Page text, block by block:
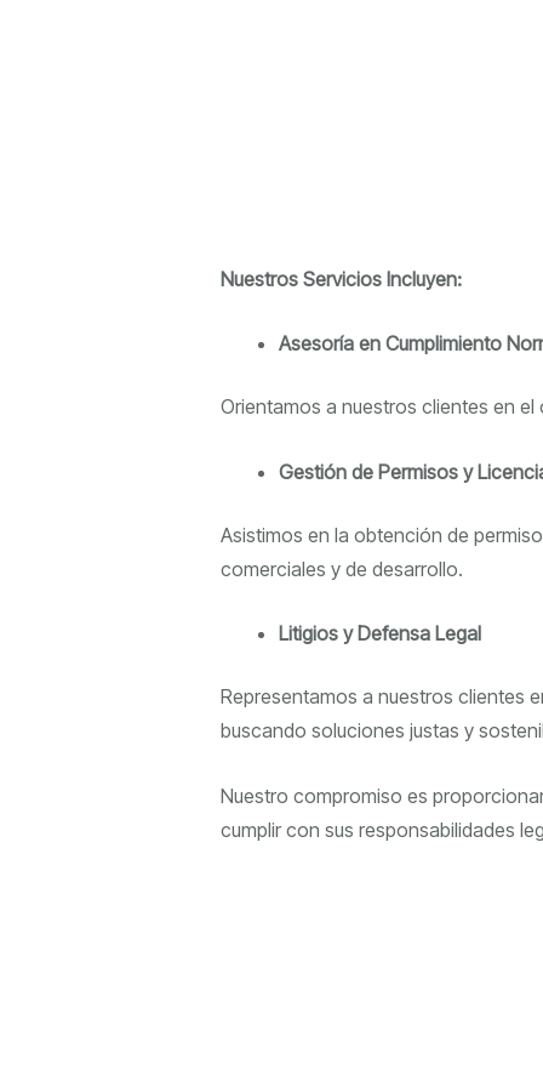
Nuestros Servicios Incluyen:
Asesoría en Cumplimiento
Orientamos a nuestros clientes en
Gestión de Permisos y
Asistimos en la obtención de
comerciales y de desarrollo.
Litigios y Defensa Legal
Representamos a nuestros clientes
buscando soluciones justas y
Nuestro compromiso es
cumplir con sus responsabilidades